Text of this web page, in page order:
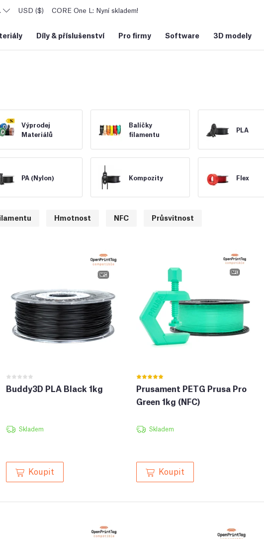
USD ($) CORE One L: Nyní skladem!
Díly & příslušenství Pro firmy Software 3D modely
Výprodej
Materiálů
Balíčky
filamentu
PLA
PA (Nylon) Kompozity Flex
Hmotnost NFC Průsvitnost
Buddy3D PLA Black 1kg
Skladem
Koupit
Prusament PETG Prusa Pro
Green 1kg (NFC)
Skladem
Koupit